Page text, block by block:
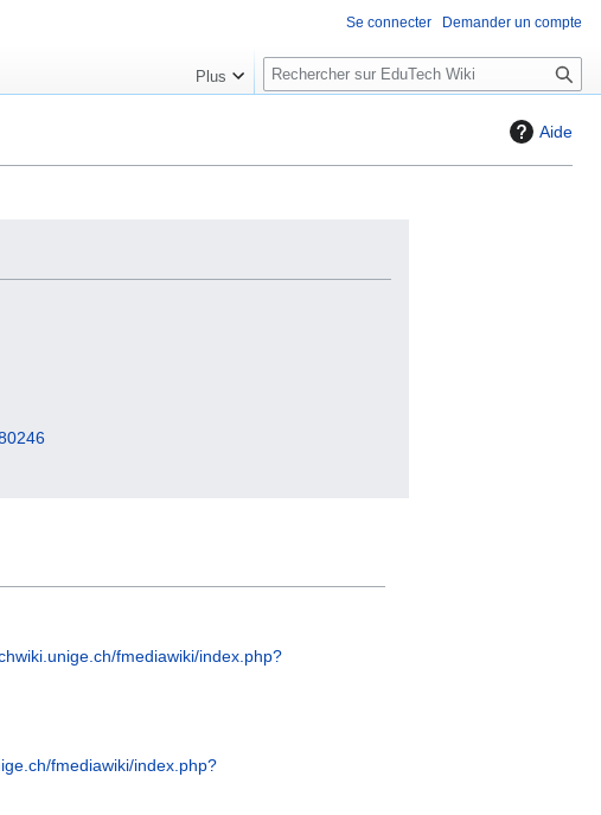
Aide
fmediawiki/index.php?
fmediawiki/index.php?
Se connecter Demander un compte
Plus
R
e
e
e